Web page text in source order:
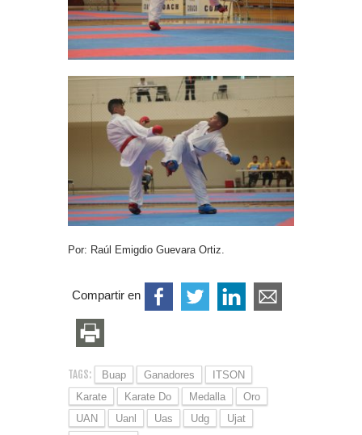
Por: Raúl Emigdio Guevara Ortiz.
Compartir en
TAGS: Buap Ganadores
ITSON
Karate
Karate Do Medalla
Oro
UAN
Uanl Uas Udg
Ujat